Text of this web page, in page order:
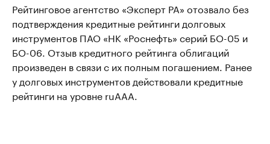
Рейтинговое агентство «Эксперт РА» отозвало без
подтверждения кредитные рейтинги долговых
инструментов ПАО «НК «Роснефть» серий БО-05 и
БО-06. Отзыв кредитного рейтинга облигаций
произведен в связи с их полным погашением. Ранее
у долговых инструментов действовали кредитные
рейтинги на уровне ruААА.